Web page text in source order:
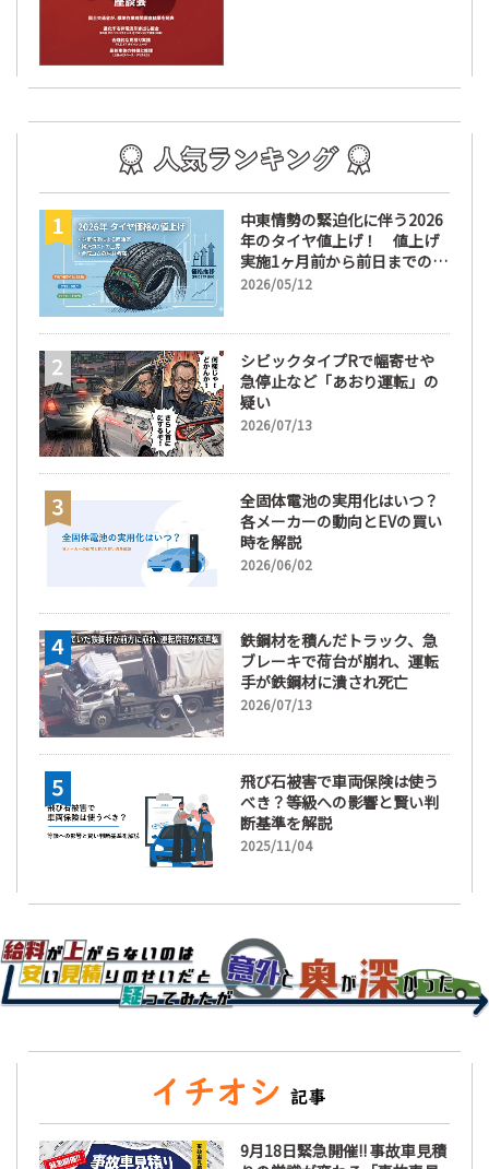
中東情勢の緊迫化に伴う2026
年のタイヤ値上げ！ 値上げ
実施1ヶ月前から前日までの期
間が販売において極めて重要
2026/05/12
シビックタイプRで幅寄せや
急停止など「あおり運転」の
疑い
2026/07/13
全固体電池の実用化はいつ？
各メーカーの動向とEVの買い
時を解説
2026/06/02
鉄鋼材を積んだトラック、急
ブレーキで荷台が崩れ、運転
手が鉄鋼材に潰され死亡
2026/07/13
飛び石被害で車両保険は使う
べき？等級への影響と賢い判
断基準を解説
2025/11/04
9月18日緊急開催!! 事故車見積